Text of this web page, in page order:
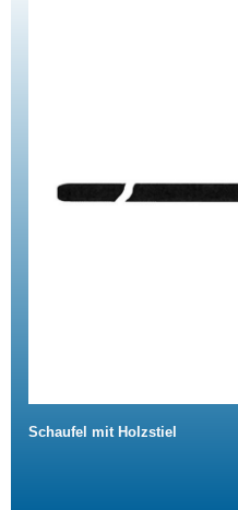
Schaufel mit Holzstiel